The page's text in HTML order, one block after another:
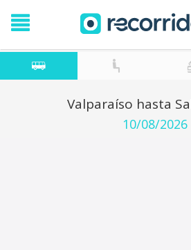
Valparaíso hasta
10/08/2026